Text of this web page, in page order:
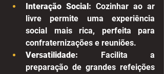
Interação Social: Cozinhar ao ar
livre permite uma experiência
social mais rica, perfeita para
confraternizações e reuniões.
Versatilidade: Facilita a
preparação de grandes refeições